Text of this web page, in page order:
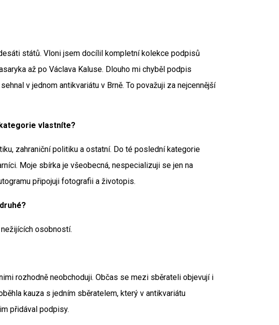
států. Vloni jsem docílil kompletní kolekce podpisů
až po Václava Kaluse. Dlouho mi chyběl podpis
v jednom antikvariátu v Brně. To považuji za nejcennější
vlastníte?
zahraniční politiku a ostatní. Do té poslední kategorie
Moje sbírka je všeobecná, nespecializuji se jen na
připojuji fotografii a životopis.
osobností.
rozhodně neobchoduji. Občas se mezi sběrateli objevují i
kauza s jedním sběratelem, který v antikvariátu
přidával podpisy.